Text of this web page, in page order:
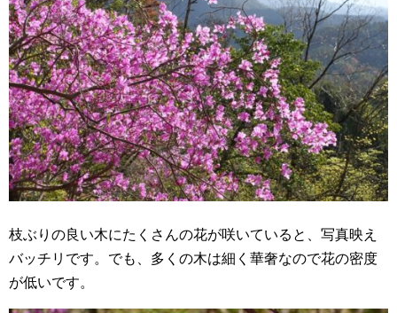
枝ぶりの良い木にたくさんの花が咲いていると、写真映え
バッチリです。でも、多くの木は細く華奢なので花の密度
が低いです。